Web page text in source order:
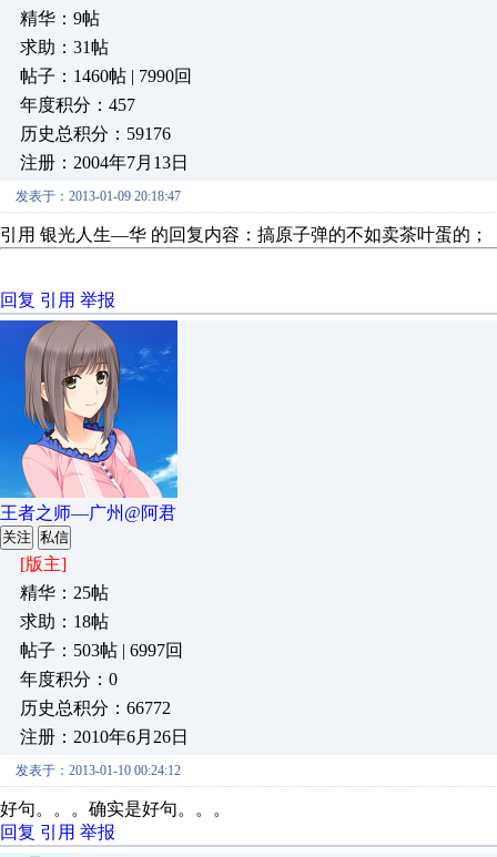
精华：9帖
求助：31帖
帖子：1460帖 | 7990回
年度积分：457
历史总积分：59176
注册：2004年7月13日
发表于：2013-01-09 20:18:47
引用 银光人生—华 的回复内容：搞原子弹的不如卖茶叶蛋的；
回复 引用 举报
王者之师—广州@阿君
关注 私信
[版主]
精华：25帖
求助：18帖
帖子：503帖 | 6997回
年度积分：0
历史总积分：66772
注册：2010年6月26日
发表于：2013-01-10 00:24:12
好句。。。确实是好句。。。
回复 引用 举报